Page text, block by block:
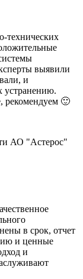
технических
выявили
и
устранению.
рекомендуем 🙂
АО "Астерос"
в срок, отчет
и ценные
и